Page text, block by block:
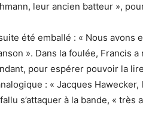
leur ancien batteur »,
été emballé : « Nous avons
». Dans la foulée, Francis a
pour espérer pouvoir la
: « Jacques Hawecker,
s’attaquer à la bande, «